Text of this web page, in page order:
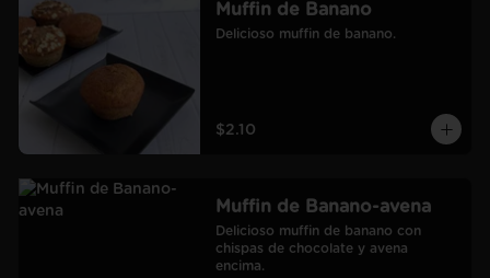
Muffin de Banano
Delicioso muffin de banano.
$2.10
Muffin de Banano-avena
Delicioso muffin de banano con
chispas de chocolate y avena
encima.